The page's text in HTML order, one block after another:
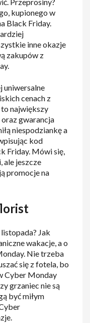
kupionego w
Black Friday.
inne okazje
zakupów z
uniwersalne
cenach z
największy
gwarancja
niespodziankę a
kod
Friday. Mówi się,
ale jeszcze
promocje na
Jak
wakacje, a o
Nie trzeba
się z fotela, bo
Cyber Monday
grzaniec nie są
być miłym